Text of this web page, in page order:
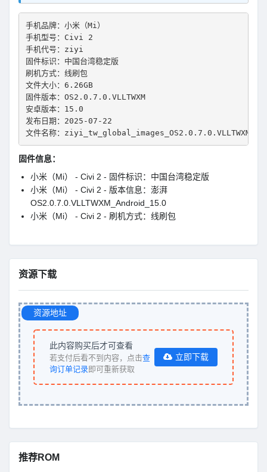
手机品牌：小米（Mi）
手机型号：Civi 2
手机代号：ziyi
固件标识：中国台湾稳定版
刷机方式：线刷包
文件大小：6.26GB
固件版本：OS2.0.7.0.VLLTWXM
安卓版本：15.0
发布日期：2025-07-22
文件名称：
固件信息：
小米（Mi） - Civi 2 - 固件标识：中国台湾稳定版
小米（Mi） - Civi 2 - 版本信息：澎湃
OS2.0.7.0.VLLTWXM_Android_15.0
小米（Mi） - Civi 2 - 刷机方式：线刷包
资源下载
资源地址
此内容购买后才可查看
若支付后看不到内容，点击查
询订单记录即可重新获取
立即下载
推荐ROM